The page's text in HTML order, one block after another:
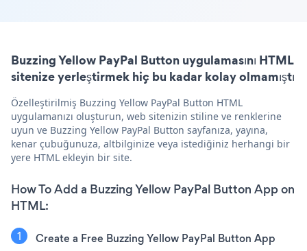
Buzzing Yellow PayPal Button uygulamasını HTML
sitenize yerleştirmek hiç bu kadar kolay olmamıştı
Özelleştirilmiş Buzzing Yellow PayPal Button HTML
uygulamanızı oluşturun, web sitenizin stiline ve renklerine
uyun ve Buzzing Yellow PayPal Button sayfanıza, yayına,
kenar çubuğunuza, altbilginize veya istediğiniz herhangi bir
yere HTML ekleyin bir site.
How To Add a Buzzing Yellow PayPal Button App on
HTML:
Create a Free Buzzing Yellow PayPal Button App